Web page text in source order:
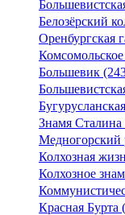
Белозёрский
Оренбургская
Большевик
Знамя Сталина
Медногорский
Колхозная
Колхозное
Красная Бурта